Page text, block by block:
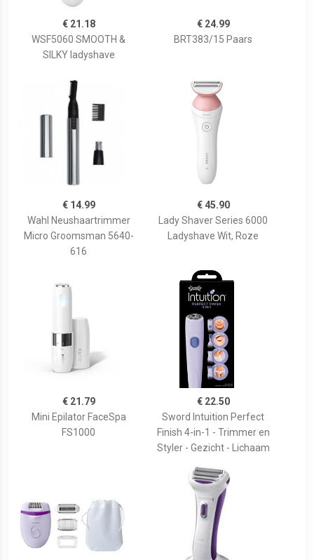
€ 21.18
WSF5060 SMOOTH &
SILKY ladyshave
€ 24.99
BRT383/15 Paars
€ 14.99
Wahl Neushaartrimmer
Micro Groomsman 5640-
616
€ 45.90
Lady Shaver Series 6000
Ladyshave Wit, Roze
€ 21.79
Mini Epilator FaceSpa
FS1000
€ 22.50
Sword Intuition Perfect
Finish 4-in-1 - Trimmer en
Styler - Gezicht - Lichaam